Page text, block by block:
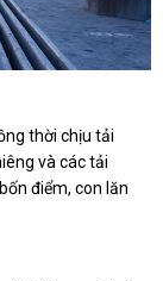
thời chịu tải
và các tải
điểm, con lăn